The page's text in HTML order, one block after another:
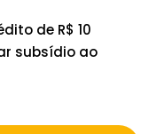
de R$ 10
subsídio ao